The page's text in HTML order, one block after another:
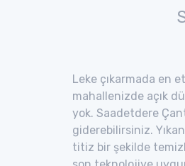
Leke çıkarmada en
mahallenizde açık
yok. Saadetdere
giderebilirsiniz.
titiz bir şekilde